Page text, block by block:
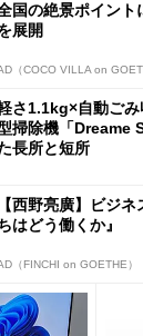
国の絶景ポイント
展開
（COCO VILLA on
さ1.1kg×自動ご
掃除機「Dreame
長所と短所
【西野亮廣】ビジ
はどう働くか』
（FINCHI on GOETHE）